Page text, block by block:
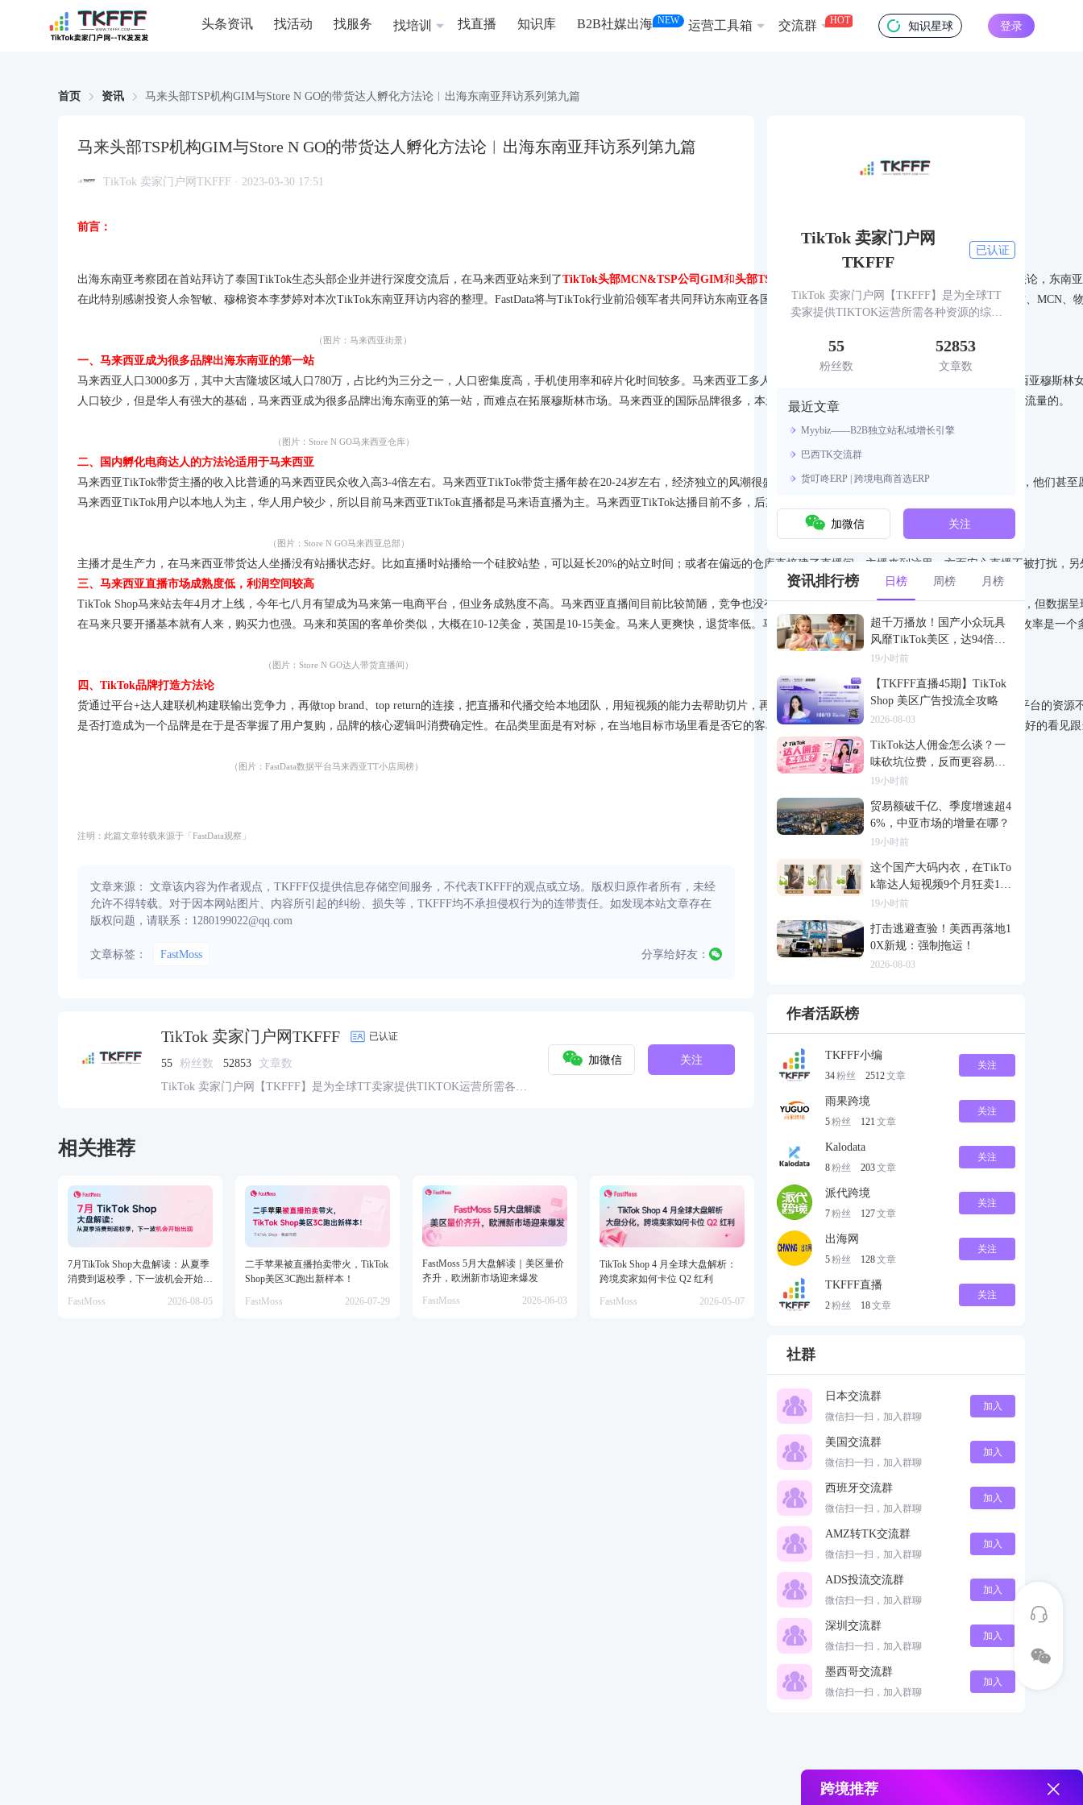
头条资讯 找活动 找服务 找培训 找直播 知识库 B2B社媒出海 NEW 运营工具箱 交流群 HOT 知识星球 登录
首页 资讯 马来头部TSP机构GIM与Store N GO的带货达人孵化方法论︱出海东南亚拜访系列第九篇
马来头部TSP机构GIM与Store N GO的带货达人孵化方法论︱出海东南亚拜访系列第九篇
TikTok 卖家门户网TKFFF · 2023-03-30 17:51
前言：
出海东南亚考察团在首站拜访了泰国TikTok生态头部企业并进行深度交流后，在马来西亚站来到了TikTok头部MCN&TSP公司GIM和头部TSP&物流公司Store N GO
共同探讨带货达人孵化方法论，东南
在此特别感谢投资人余智敏、穆棉资本李梦婷对本次TikTok东南亚拜访内容的整理。FastData将与TikTok行业前沿领军者共同拜访东南亚各国40+：TikTok出海大卖、东南亚供应链、TikTok官方、MCN、
（图片：马来西亚街景）
一、马来西亚成为很多品牌出海东南亚的第一站
马来西亚人口3000多万，其中大吉隆坡区域人口780万，占比约为三分之一，人口密集度高，手机使用率和碎片化时间较多。马来西亚工多人少，存在招工难。马来西亚穆斯林占比75%，马来西亚穆斯
人口较少，但是华人有强大的基础，马来西亚成为很多品牌出海东南亚的第一站，而难点在拓展穆斯林市场。马来西亚的国际品牌很多，本土品牌不多。从做品牌的角度来看，勤奋度高是会有流量的。
（图片：Store N GO马来西亚仓库）
二、国内孵化电商达人的方法论适用于马来西亚
马来西亚TikTok带货主播的收入比普通的马来西亚民众收入高3-4倍左右。马来西亚TikTok带货主播年龄在20-24岁左右，经济独立的风潮很盛行，可以找到自来卷的员工，只要直播销售有提成，他们甚至
马来西亚TikTok用户以本地人为主，华人用户较少，所以目前马来西亚TikTok直播都是马来语直播为主。马来西亚TikTok达播目前不多，后期达人占比会提升，并且效率也在提升。
（图片：Store N GO马来西亚总部）
主播才是生产力，在马来西亚带货达人坐播没有站播状态好。比如直播时站播给一个硅胶站垫，可以延长20%的站立时间；或者在偏远的仓库直接建了直播间，主播来到这里一方面安心直播不被打扰，
三、马来西亚直播市场成熟度低，利润空间较高
TikTok Shop马来站去年4月才上线，今年七八月有望成为马来第一电商平台，但业务成熟度不高。马来西亚直播间目前比较简陋，竞争也没有泰国激烈，泰国直播配置比马来好，人口还多一倍，但数据
在马来只要开播基本就有人来，购买力也强。马来和英国的客单价类似，大概在10-12美金，英国是10-15美金。马来人更爽快，退货率低。马来西亚COD占比在50%左右，退货率不是很高。签收率是一
（图片：Store N GO达人带货直播间）
四、TikTok品牌打造方法论
货通过平台+达人建联机构建联输出竞争力，再做top brand、top return的连接，把直播和代播交给本地团队，用短视频的能力去帮助切片，再有一个投流的人去给这些东西进行加热，最后联合平台的资
是否打造成为一个品牌是在于是否掌握了用户复购，品牌的核心逻辑叫消费确定性。在品类里面是有对标，在当地目标市场里看是否它的客单价能够和类似产品的定价能力一致。可视化能够更好的看见
（图片：FastData数据平台马来西亚TT小店周榜）
注明：此篇文章转载来源于「FastData观察」
文章来源： 文章该内容为作者观点，TKFFF仅提供信息存储空间服务，不代表TKFFF的观点或立场。版权归原作者所有，未经
允许不得转载。对于因本网站图片、内容所引起的纠纷、损失等，TKFFF均不承担侵权行为的连带责任。如发现本站文章存在
版权问题，请联系：1280199022@qq.com
文章标签： FastMoss 分享给好友：
TikTok 卖家门户网TKFFF 已认证
55 粉丝数 52853
文章数
TikTok 卖家门户网【TKFFF】是为全球TT卖家提供TIKTOK运营所需各种
加微信 关注
相关推荐
7月TikTok Shop大盘解读：从夏季
消费到返校季，下一波机会开始出
FastMoss 2026-08-05
二手苹果被直播拍卖带火，TikTok
Shop美区3C跑出新样本！
FastMoss
2026-07-29
FastMoss 5月大盘解读｜美区量价
齐升，欧洲新市场迎来爆发
FastMoss
2026-06-03
TikTok Shop 4 月全球大盘解析：
跨境卖家如何卡位 Q2 红利
FastMoss
2026-05-07
TikTok 卖家门户网
TKFFF
已认证
TikTok 卖家门户网【TKFFF】是为全球TT
卖家提供TIKTOK运营所需各种资源的综合
坛、社群、活动、人脉、货盘、教学等必备
55
粉丝数
52853
文章数
最近文章
Myybiz——B2B独立站私域增长引擎
巴西TK交流群
货叮咚ERP | 跨境电商首选ERP
加微信 关注
资讯排行榜 日榜 周榜 月榜
超千万播放！国产小众玩具
风靡TikTok美区，达94倍差
价
19小时前
【TKFFF直播45期】TikTok
Shop 美区广告投流全攻略
2026-08-03
TikTok达人佣金怎么谈？一
味砍坑位费，反而更容易把
合作谈崩
19小时前
贸易额破千亿、季度增速超4
6%，中亚市场的增量在哪？
19小时前
这个国产大码内衣，在TikTo
k靠达人短视频9个月狂卖120
0万
19小时前
打击逃避查验！美西再落地1
0X新规：强制拖运！
2026-08-03
作者活跃榜
TKFFF小编
34粉丝 2512文章
关注
雨果跨境
5粉丝 121 文章
关注
Kalodata
8粉丝 203文章
关注
派代跨境
7粉丝 127文章
关注
出海网
5粉丝 128文章
关注
TKFFF直播
2粉丝 18文章
关注
社群
日本交流群
微信扫一扫，加入群聊
加入
美国交流群
微信扫一扫，加入群聊
加入
西班牙交流群
微信扫一扫，加入群聊
加入
AMZ转TK交流群
微信扫一扫，加入群聊
加入
ADS投流交流群
微信扫一扫，加入群聊
加入
深圳交流群
微信扫一扫，加入群聊
加入
墨西哥交流群
微信扫一扫，加入群聊
加入
跨境推荐